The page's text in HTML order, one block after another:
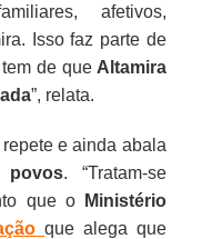
afetivos,
Isso faz parte de
de queAltamira
”, relata.
e ainda abala
povos. “Tratam-se
que o
Ministério
que alega que